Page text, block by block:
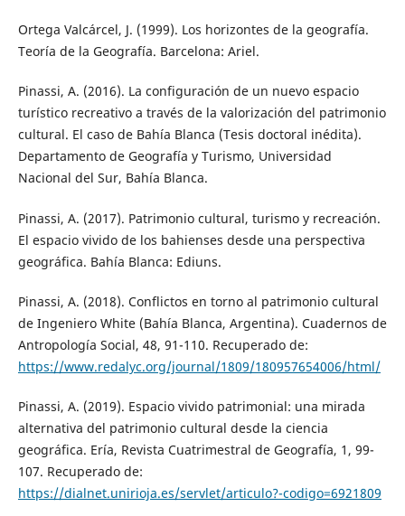
Ortega Valcárcel, J. (1999). Los horizontes de la geografía.
Teoría de la Geografía. Barcelona: Ariel.
Pinassi, A. (2016). La configuración de un nuevo espacio
turístico recreativo a través de la valorización del patrimonio
cultural. El caso de Bahía Blanca (Tesis doctoral inédita).
Departamento de Geografía y Turismo, Universidad
Nacional del Sur, Bahía Blanca.
Pinassi, A. (2017). Patrimonio cultural, turismo y recreación.
El espacio vivido de los bahienses desde una perspectiva
geográfica. Bahía Blanca: Ediuns.
Pinassi, A. (2018). Conflictos en torno al patrimonio cultural
de Ingeniero White (Bahía Blanca, Argentina). Cuadernos de
Antropología Social, 48, 91-110. Recuperado de:
https://www.redalyc.org/journal/1809/180957654006/html/
Pinassi, A. (2019). Espacio vivido patrimonial: una mirada
alternativa del patrimonio cultural desde la ciencia
geográfica. Ería, Revista Cuatrimestral de Geografía, 1, 99-
107. Recuperado de:
https://dialnet.unirioja.es/servlet/articulo?-codigo=6921809